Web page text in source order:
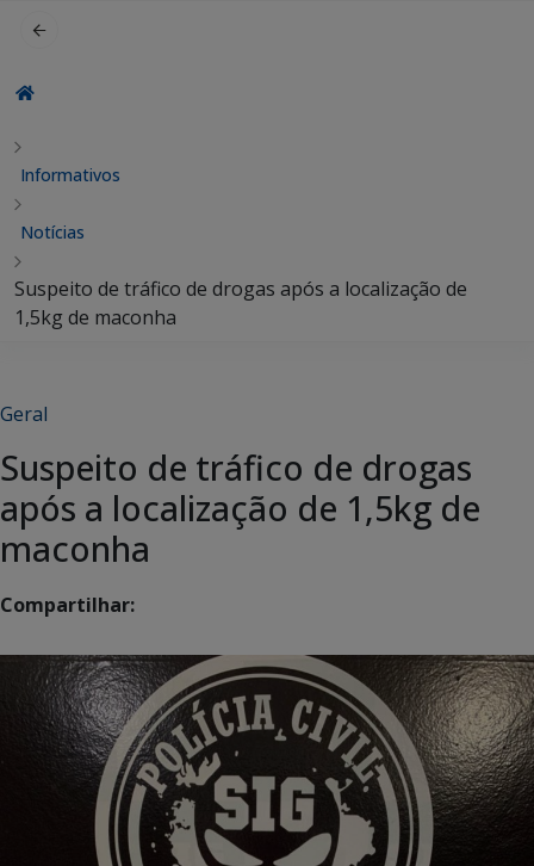
Informativos
Notícias
Suspeito de tráfico de drogas após a localização de
1,5kg de maconha
Geral
Suspeito de tráfico de drogas
após a localização de 1,5kg de
maconha
Compartilhar: